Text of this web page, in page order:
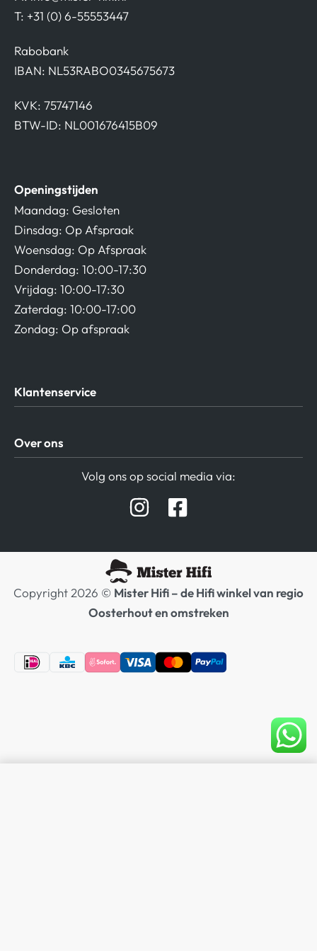
T: +31 (0) 6-55553447
Rabobank
IBAN: NL53RABO0345675673
KVK: 75747146
BTW-ID: NL001676415B09
Openingstijden
Maandag: Gesloten
Dinsdag: Op Afspraak
Woensdag: Op Afspraak
Donderdag: 10:00-17:30
Vrijdag: 10:00-17:30
Zaterdag: 10:00-17:00
Zondag: Op afspraak
Klantenservice
Privacy beleid
Verzending / Retour
Over ons
Hifi winkel Raamsdonksveer
Volg ons op social media via:
Copyright 2026 © Mister Hifi – de Hifi winkel van regio
Oosterhout en omstreken